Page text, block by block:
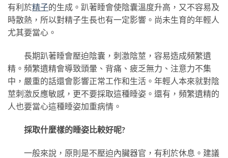
有利於精子的生成。趴著睡會使陰囊溫度升高，又不容易及
時散熱，所以對精子生長也有一定影響。尚未生育的年輕人
尤其要當心。
長期趴著睡會壓迫陰囊，刺激陰莖，容易造成頻繁遺
精。頻繁遺精會導致頭暈、背痛、疲乏無力、注意力不集
中，嚴重的話還會影響正常工作和生活。年輕人本來就對陰
莖刺激反應敏感，更不要採取這種睡姿。還有，頻繁遺精的
人也要當心這種睡姿加重病情。
採取什麼樣的睡姿比較好呢?
一般來說，原則是不壓迫內臟器官，有利於休息。建議